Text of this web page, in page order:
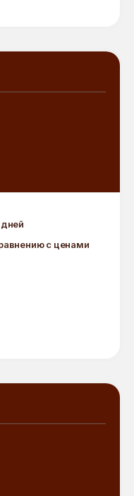
с ценами